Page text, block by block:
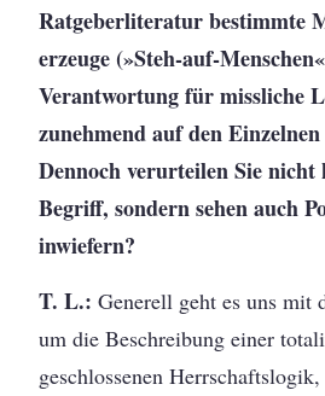
Ratgeberliteratur bestimmte
erzeuge (»Steh-auf-
Verantwortung für missliche
zunehmend auf den
Dennoch verurteilen Sie nicht
Begriff, sondern sehen auch
inwiefern?
T. L.: Generell geht es uns mit
um die Beschreibung einer
geschlossenen